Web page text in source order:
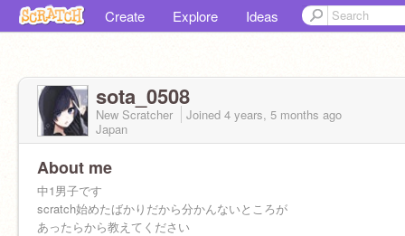
Create Explore Ideas
sota_0508
New Scratcher Joined 4 years, 5 months ago
Japan
About me
中1男子です
scratch始めたばかりだから分かんないところが
あったらから教えてください